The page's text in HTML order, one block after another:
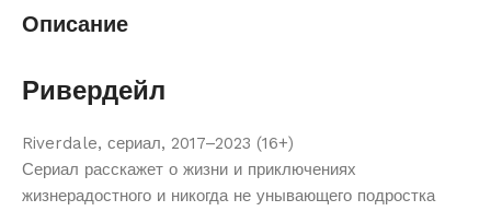
Описание
Ривердейл
Riverdale, сериал, 2017–2023 (16+)
Сериал расскажет о жизни и приключениях
жизнерадостного и никогда не унывающего подростка